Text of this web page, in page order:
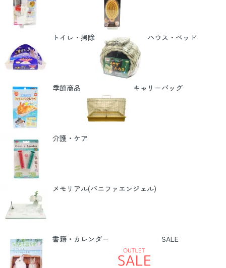
トイレ・掃除 ハウス・ベッド
季節商品 キャリーバッグ
介護・ケア
メモリアル(バニファエンジェル)
書籍・カレンダー SALE